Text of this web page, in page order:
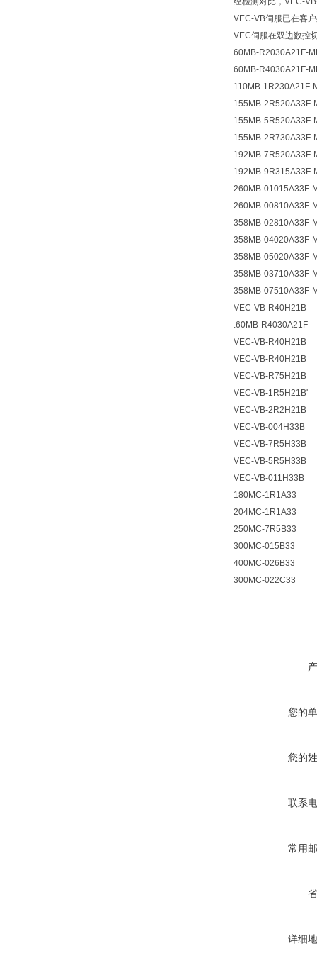
VEC-VB伺服已在客
VEC伺服在双边数控
60MB-R2030A21F-
60MB-R4030A21F-
110MB-1R230A21F-
155MB-2R520A33F-
155MB-5R520A33F-
155MB-2R730A33F-
192MB-7R520A33F-
192MB-9R315A33F-
260MB-01015A33F-
260MB-00810A33F-
358MB-02810A33F-
358MB-04020A33F-
358MB-05020A33F-
358MB-03710A33F-
358MB-07510A33F-
VEC-VB-R40H21B
:60MB-R4030A21F
VEC-VB-R40H21B
VEC-VB-R40H21B
VEC-VB-R75H21B
VEC-VB-1R5H21B'
VEC-VB-2R2H21B
VEC-VB-004H33B
VEC-VB-7R5H33B
VEC-VB-5R5H33B
VEC-VB-011H33B
180MC-1R1A33
204MC-1R1A33
250MC-7R5B33
300MC-015B33
400MC-026B33
300MC-022C33
您的
您的
联系
常用
详细